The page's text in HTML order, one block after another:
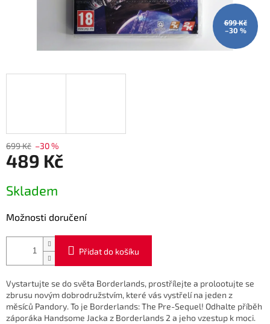
699 Kč
–30 %
699 Kč –30 %
489 Kč
cena:
Skladem
Možnosti doručení
Přidat do košíku
Vystartujte se do světa Borderlands, prostřílejte a prolootujte se
zbrusu novým dobrodružstvím, které vás vystřelí na jeden z
měsíců Pandory. To je Borderlands: The Pre-Sequel! Odhalte příběh
záporáka Handsome Jacka z Borderlands 2 a jeho vzestup k moci.